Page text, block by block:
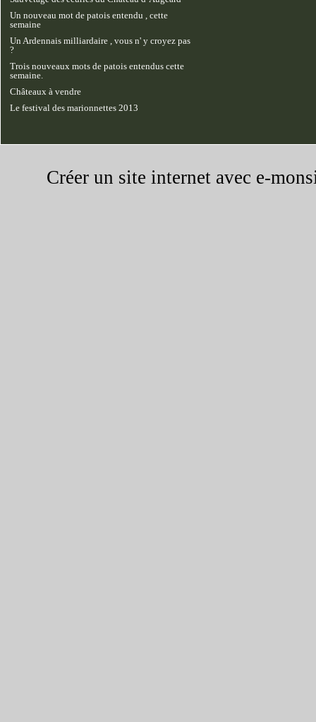
Un nouveau mot de patois entendu , cette
semaine
Un Ardennais milliardaire , vous n' y croyez pas
?
Trois nouveaux mots de patois entendus cette
semaine.
Châteaux à vendre
Le festival des marionnettes 2013
Créer un site internet avec e-